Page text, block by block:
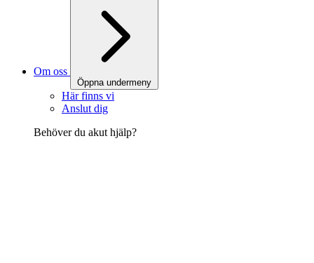
Om oss
Öppna undermeny
Här finns vi
Anslut dig
Behöver du akut hjälp?